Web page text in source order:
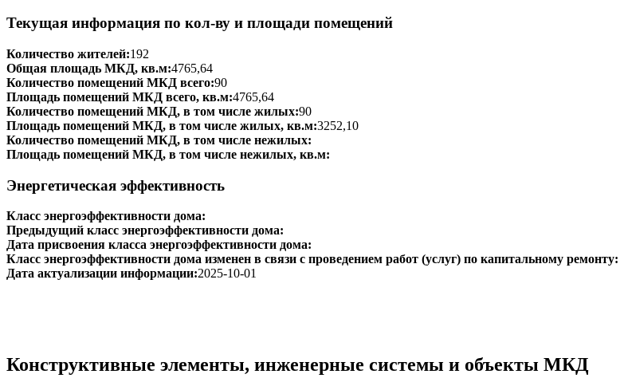
Текущая информация по кол-ву и площади помещений
Количество жителей:192
Общая площадь МКД, кв.м:4765,64
Количество помещений МКД всего:90
Площадь помещений МКД всего, кв.м:4765,64
Количество помещений МКД, в том числе жилых:90
Площадь помещений МКД, в том числе жилых, кв.м:3252,10
Количество помещений МКД, в том числе нежилых:
Площадь помещений МКД, в том числе нежилых, кв.м:
Энергетическая эффективность
Класс энергоэффективности дома:
Предыдущий класс энергоэффективности дома:
Дата присвоения класса энергоэффективности дома:
Класс энергоэффективности дома изменен в связи с проведением работ (услуг) по капитальному ремонту:
Дата актуализации информации:2025-10-01
Конструктивные элементы, инженерные системы и объекты МКД